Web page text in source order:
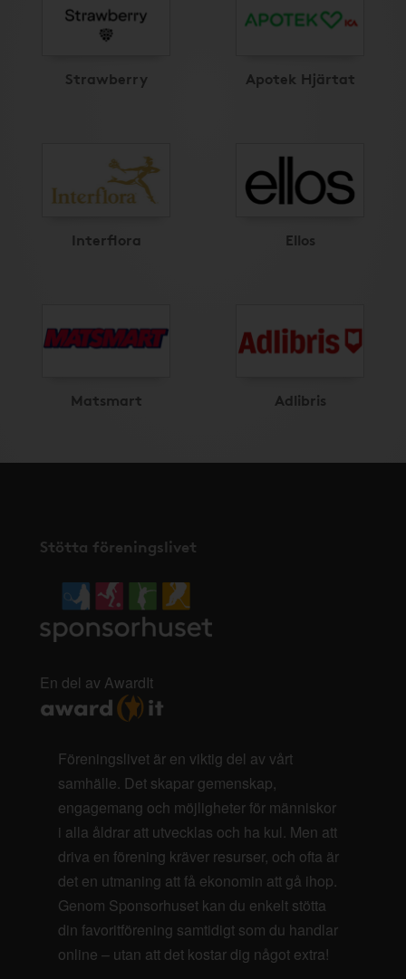
Strawberry Apotek Hjärtat
Interflora Ellos
Matsmart Adlibris
Stötta föreningslivet
En del av AwardIt
Föreningslivet är en viktig del av vårt
samhälle. Det skapar gemenskap,
engagemang och möjligheter för människor
i alla åldrar att utvecklas och ha kul. Men att
driva en förening kräver resurser, och ofta är
det en utmaning att få ekonomin att gå ihop.
Genom Sponsorhuset kan du enkelt stötta
din favoritförening samtidigt som du handlar
online – utan att det kostar dig något extra!